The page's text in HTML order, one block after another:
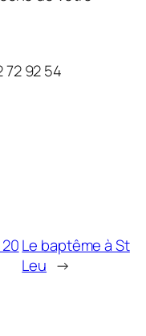
72 92 54
Le baptême à St
Leu →